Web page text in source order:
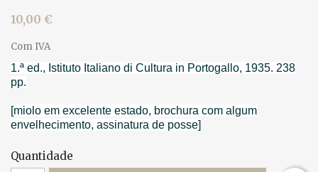
10,00 €
Com IVA
1.ª ed., Istituto Italiano di Cultura in Portogallo, 1935. 238
pp.
[miolo em excelente estado, brochura com algum
envelhecimento, assinatura de posse]
Quantidade